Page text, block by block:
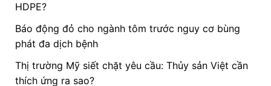
HDPE?
Báo động đỏ cho ngành tôm trước nguy cơ bùng
phát đa dịch bệnh
Thị trường Mỹ siết chặt yêu cầu: Thủy sản Việt cần
thích ứng ra sao?